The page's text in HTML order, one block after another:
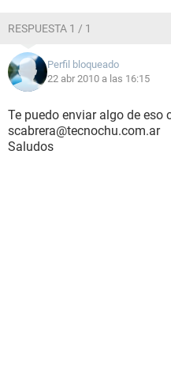
RESPUESTA 1 / 1
Perfil bloqueado
22 abr 2010 a las 16:15
Te puedo enviar algo de eso
scabrera@tecnochu.com.ar
Saludos